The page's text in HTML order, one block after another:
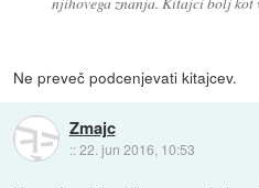
Ne preveč podcenjevati kitajcev.
Zmajc
::22. jun 2016, 10:53